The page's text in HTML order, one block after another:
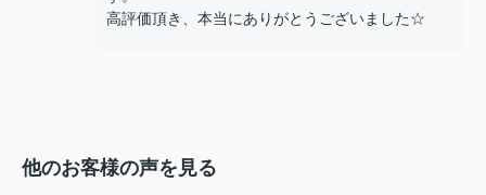
高評価頂き、本当にありがとうございました☆
他のお客様の声を見る